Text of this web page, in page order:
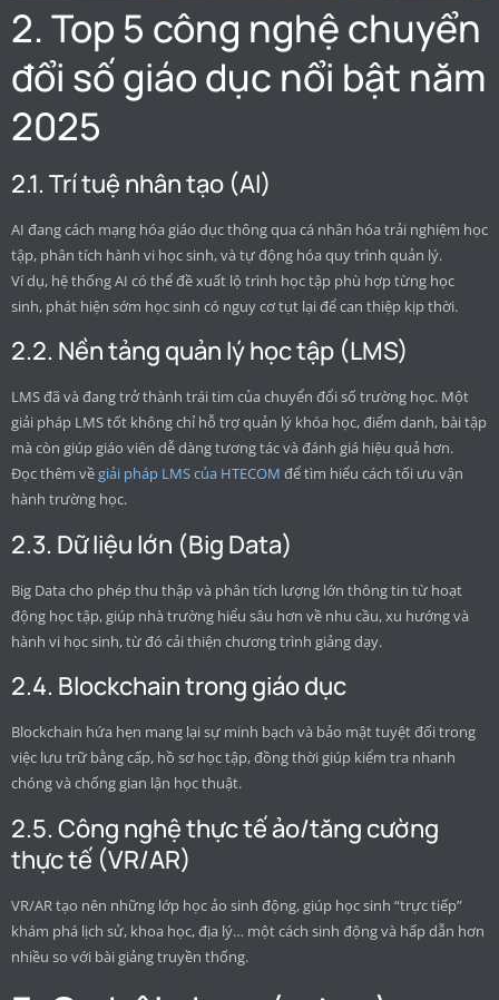
2. Top 5 công nghệ chuyển
đổi số giáo dục nổi bật năm
2025
2.1. Trí tuệ nhân tạo (AI)
AI đang cách mạng hóa giáo dục thông qua cá nhân hóa trải nghiệm học
tập, phân tích hành vi học sinh, và tự động hóa quy trình quản lý.
Ví dụ, hệ thống AI có thể đề xuất lộ trình học tập phù hợp từng học
sinh, phát hiện sớm học sinh có nguy cơ tụt lại để can thiệp kịp thời.
2.2. Nền tảng quản lý học tập (LMS)
LMS đã và đang trở thành trái tim của chuyển đổi số trường học. Một
giải pháp LMS tốt không chỉ hỗ trợ quản lý khóa học, điểm danh, bài tập
mà còn giúp giáo viên dễ dàng tương tác và đánh giá hiệu quả hơn.
Đọc thêm vềgiải pháp LMS của HTECOM để tìm hiểu cách tối ưu vận
hành trường học.
2.3. Dữ liệu lớn (Big Data)
Big Data cho phép thu thập và phân tích lượng lớn thông tin từ hoạt
động học tập, giúp nhà trường hiểu sâu hơn về nhu cầu, xu hướng và
hành vi học sinh, từ đó cải thiện chương trình giảng dạy.
2.4. Blockchain trong giáo dục
Blockchain hứa hẹn mang lại sự minh bạch và bảo mật tuyệt đối trong
việc lưu trữ bằng cấp, hồ sơ học tập, đồng thời giúp kiểm tra nhanh
chóng và chống gian lận học thuật.
2.5. Công nghệ thực tế ảo/tăng cường
thực tế (VR/AR)
VR/AR tạo nên những lớp học ảo sinh động, giúp học sinh “trực tiếp”
khám phá lịch sử, khoa học, địa lý… một cách sinh động và hấp dẫn hơn
nhiều so với bài giảng truyền thống.